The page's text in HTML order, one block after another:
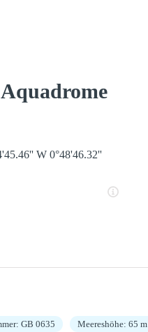
W 0°48'46.32''
GB 0635 Meereshöhe: 65 m